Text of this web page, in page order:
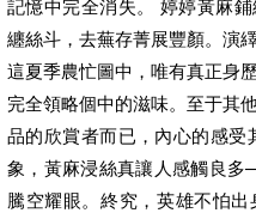
記憶中完全消失。 婷婷黃麻
纏絲斗，去蕪存菁展豐顏。演
這夏季農忙圖中，唯有真正身
完全領略個中的滋味。至于其
品的欣賞者而已，內心的感受
象，黃麻浸絲真讓人感觸良
騰空耀眼。終究，英雄不怕